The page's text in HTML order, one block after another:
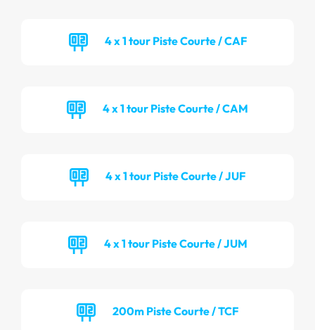
4 x 1 tour Piste Courte / CAF
4 x 1 tour Piste Courte / CAM
4 x 1 tour Piste Courte / JUF
4 x 1 tour Piste Courte / JUM
200m Piste Courte / TCF